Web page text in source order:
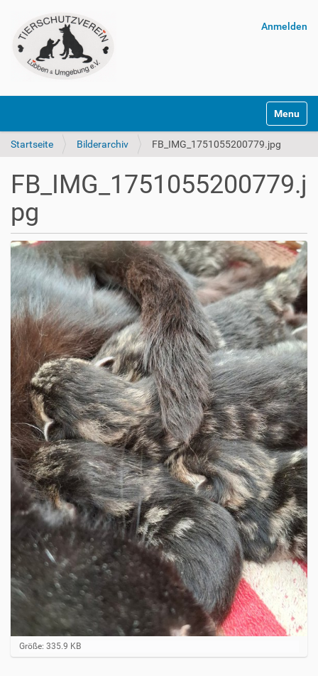
Anmelden
Startseite Bilderarchiv FB_IMG_1751055200779.jpg
FB_IMG_1751055200779.j
pg
Z
e
Größe: 335.9 KB